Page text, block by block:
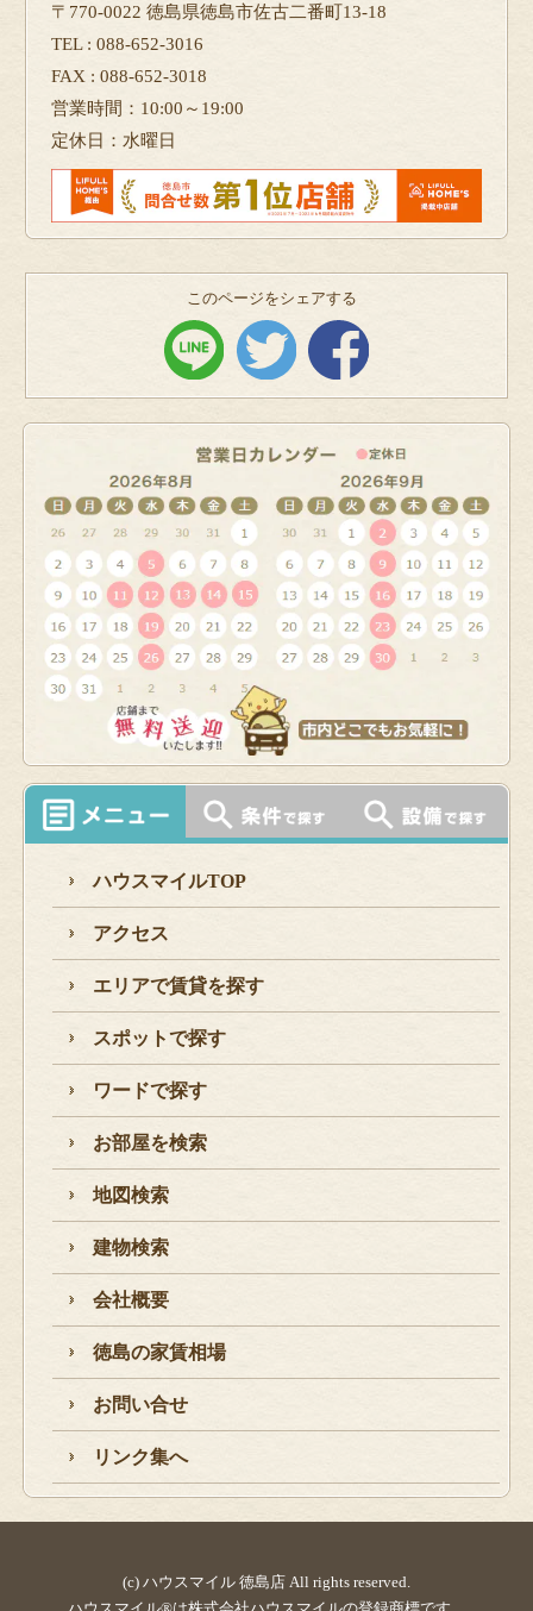
〒770-0022 徳島県徳島市佐古二番町13-18
TEL : 088-652-3016
FAX : 088-652-3018
営業時間：10:00～19:00
定休日：水曜日
このページをシェアする
ハウスマイルTOP
アクセス
エリアで賃貸を探す
スポットで探す
ワードで探す
お部屋を検索
地図検索
建物検索
会社概要
徳島の家賃相場
お問い合せ
リンク集へ
(c) ハウスマイル 徳島店 All rights reserved.